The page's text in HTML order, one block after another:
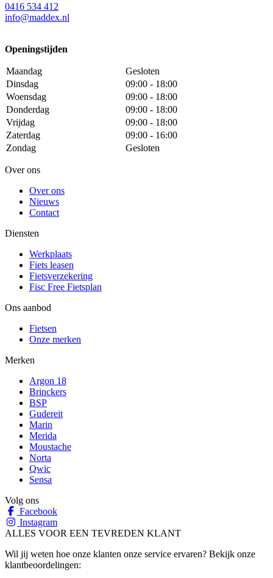
0416 534 412
info@maddex.nl
Openingstijden
Maandag
Gesloten
Dinsdag
09:00 - 18:00
Woensdag
09:00 - 18:00
Donderdag
09:00 - 18:00
Vrijdag
09:00 - 18:00
Zaterdag
09:00 - 16:00
Zondag
Gesloten
Over ons
Over ons
Nieuws
Contact
Diensten
Werkplaats
Fiets leasen
Fietsverzekering
Fisc Free Fietsplan
Ons aanbod
Fietsen
Onze merken
Merken
Argon 18
Brinckers
BSP
Gudereit
Marin
Merida
Moustache
Norta
Qwic
Sensa
Volg ons
Facebook
Instagram
ALLES VOOR EEN TEVREDEN KLANT
Wil jij weten hoe onze klanten onze service ervaren? Bekijk onze
klantbeoordelingen: